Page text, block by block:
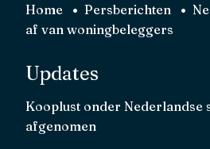
Home Persberichten
af van woningbeleggers
Updates
Kooplust onder Nederlandse
afgenomen